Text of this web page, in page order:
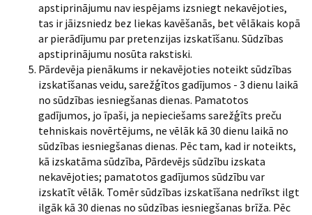
apstiprinājumu nav iespējams izsniegt nekavējoties,
tas ir jāizsniedz bez liekas kavēšanās, bet vēlākais kopā
ar pierādījumu par pretenzijas izskatīšanu. Sūdzības
apstiprinājumu nosūta rakstiski.
Pārdevēja pienākums ir nekavējoties noteikt sūdzības
izskatīšanas veidu, sarežģītos gadījumos - 3 dienu laikā
no sūdzības iesniegšanas dienas. Pamatotos
gadījumos, jo īpaši, ja nepieciešams sarežģīts preču
tehniskais novērtējums, ne vēlāk kā 30 dienu laikā no
sūdzības iesniegšanas dienas. Pēc tam, kad ir noteikts,
kā izskatāma sūdzība, Pārdevējs sūdzību izskata
nekavējoties; pamatotos gadījumos sūdzību var
izskatīt vēlāk. Tomēr sūdzības izskatīšana nedrīkst ilgt
ilgāk kā 30 dienas no sūdzības iesniegšanas brīža. Pēc